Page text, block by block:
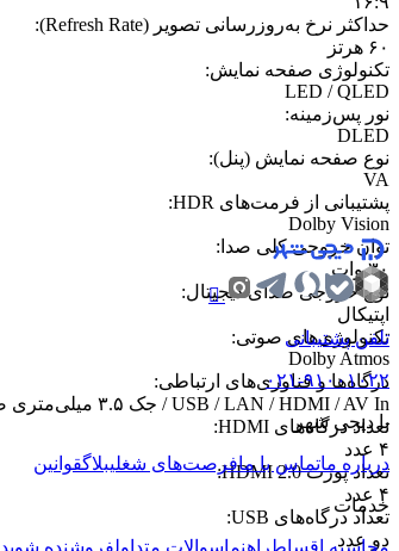
حداکثر نرخ به‌روزرسانی تصویر (Refresh Rate)
:
۶۰ هرتز
تکنولوژی صفحه نمایش:
LED / QLED
نور پس‌زمینه:
DLED
نوع صفحه نمایش (پنل):
VA
پشتیبانی از فرمت‌های HDR
:
Dolby Vision
توان خروجی کلی صدا :
۳۰ وات
نوع خروجی صدای دیجیتال:
اپتیکال
تکنولوژی‌های صوتی:
Dolby Atmos
درگاه‌ها و فناوری‌های ارتباطی:
USB / LAN / HDMI / AV In / جک ۳.۵ میلی‌متری صدا / ورودی آنتن
تعداد درگاه‌های HDMI
:
۴ عدد
تعداد پورت HDMI 2.0
:
۴ عدد
تعداد درگاه‌های USB
:
دو عدد
تلفن پشتیبانی
۰۲۱-۹۱۰۰۱۰۲۲
با دیجی شهر
درباره ماتماس با مافرصت‌های شغلیبلاگقوانین
خدمات
محاسبه اقساطراهنماسوالات متداولفروشنده شوید